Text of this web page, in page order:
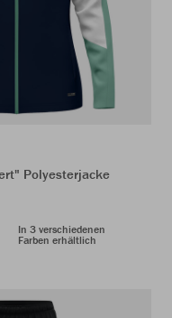
Polyesterjacke
In 3 verschiedenen
Farben erhältlich